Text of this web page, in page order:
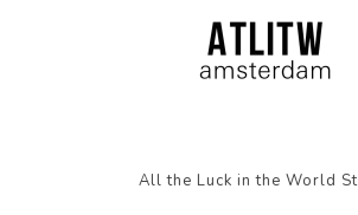
All the Luck in the World